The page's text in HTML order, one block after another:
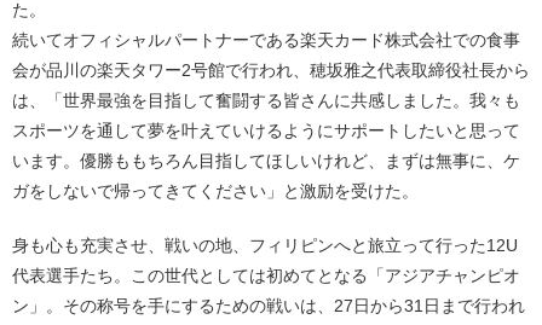
た。
続いてオフィシャルパートナーである楽天カード株式会社での食事
会が品川の楽天タワー2号館で行われ、穂坂雅之代表取締役社長から
は、「世界最強を目指して奮闘する皆さんに共感しました。我々も
スポーツを通して夢を叶えていけるようにサポートしたいと思って
います。優勝ももちろん目指してほしいけれど、まずは無事に、ケ
ガをしないで帰ってきてください」と激励を受けた。
身も心も充実させ、戦いの地、フィリピンへと旅立って行った12U
代表選手たち。この世代としては初めてとなる「アジアチャンピオ
ン」。その称号を手にするための戦いは、27日から31日まで行われ